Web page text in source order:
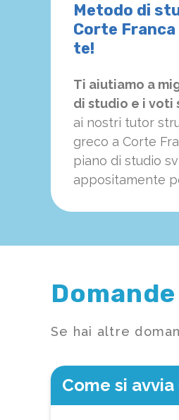
Metodo di
Corte
te!
Ti aiutiamo a
di studio e i voti
ai nostri tutor
greco a Corte
piano di studio
appositamente
Se hai altre
Come si